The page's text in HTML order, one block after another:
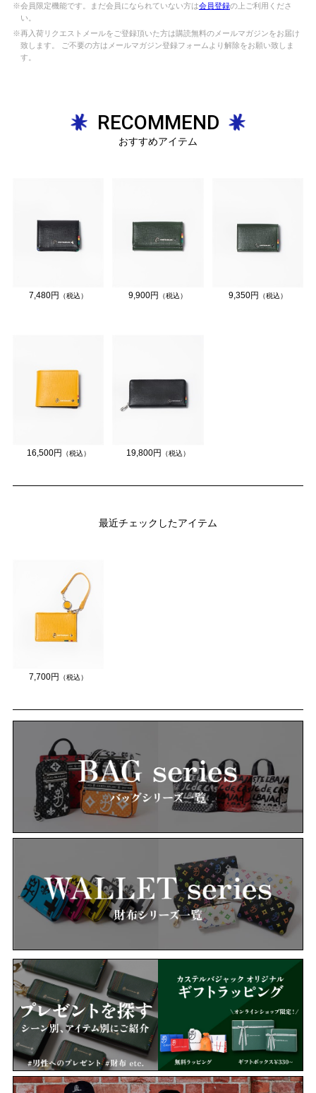
※会員限定機能です。まだ会員になられていない方は会員登録の上ご利用くださ
い。
※再入荷リクエストメールをご登録頂いた方は購読無料のメールマガジンをお届け
致します。 ご不要の方はメールマガジン登録フォームより解除をお願い致しま
す。
RECOMMEND
おすすめアイテム
7,480円 （税込） 9,900円 （税込） 9,350円 （税込）
16,500円 （税込） 19,800円 （税込）
最近チェックしたアイテム
7,700円 （税込）